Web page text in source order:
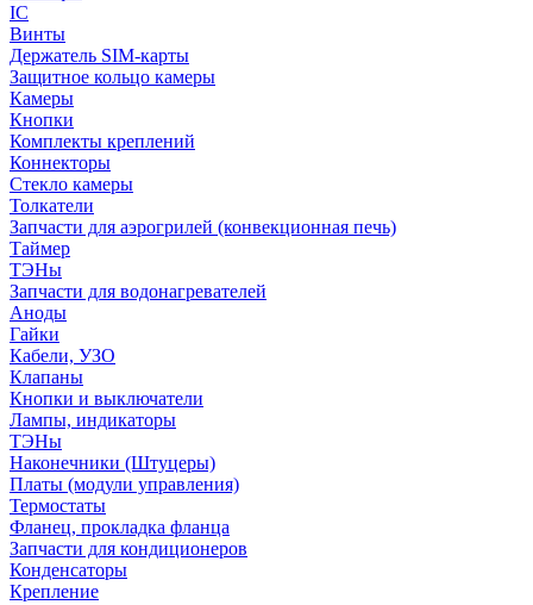
IC
Винты
Держатель SIM-карты
Защитное кольцо камеры
Камеры
Кнопки
Комплекты креплений
Коннекторы
Стекло камеры
Толкатели
Запчасти для аэрогрилей (конвекционная печь)
Таймер
ТЭНы
Запчасти для водонагревателей
Аноды
Гайки
Кабели, УЗО
Клапаны
Кнопки и выключатели
Лампы, индикаторы
ТЭНы
Наконечники (Штуцеры)
Платы (модули управления)
Термостаты
Фланец, прокладка фланца
Запчасти для кондиционеров
Конденсаторы
Крепление